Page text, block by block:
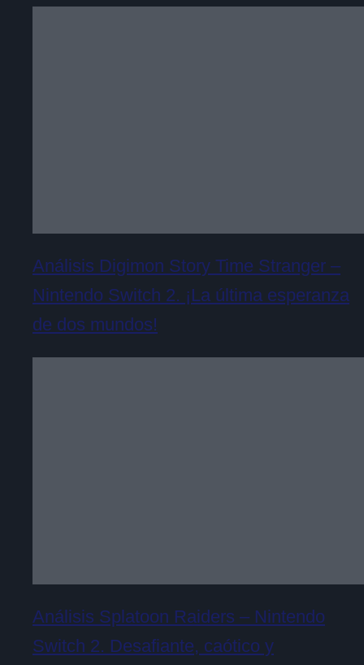
Análisis Digimon Story Time Stranger –
Nintendo Switch 2. ¡La última esperanza
de dos mundos!
Análisis Splatoon Raiders – Nintendo
Switch 2. Desafiante, caótico y